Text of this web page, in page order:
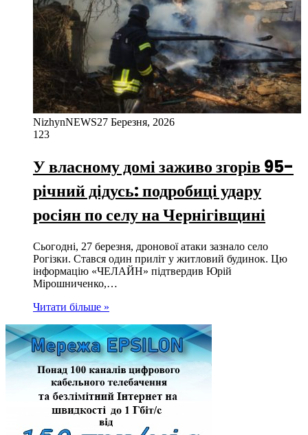
NizhynNEWS27 Березня, 2026
123
У власному домі заживо згорів 95-
річний дідусь: подробиці удару
росіян по селу на Чернігівщині
Сьогодні, 27 березня, дронової атаки зазнало село
Рогізки. Стався один приліт у житловий будинок. Цю
інформацію «ЧЕЛАЙН» підтвердив Юрій
Мірошниченко,…
Читати більше »